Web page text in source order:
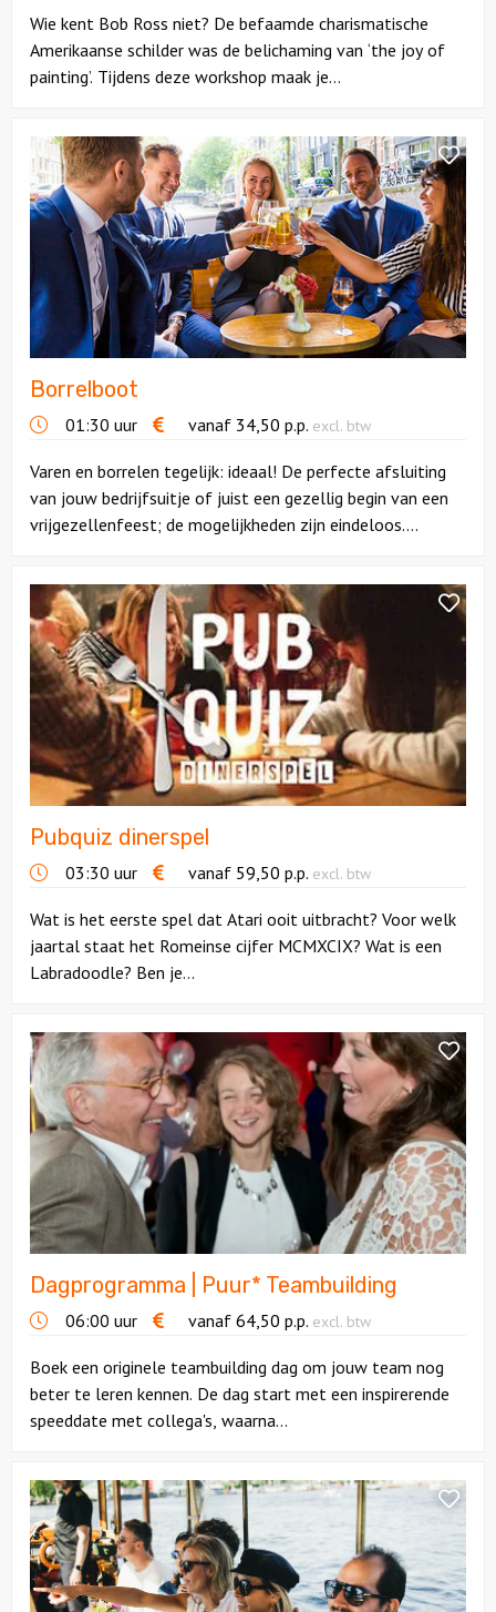
Wie kent Bob Ross niet? De befaamde charismatische
Amerikaanse schilder was de belichaming van ‘the joy of
painting’. Tijdens deze workshop maak je...
Bekijk
Borrelboot
Borrelboot
01:30 uur vanaf 34,50 p.p. excl. btw
Varen en borrelen tegelijk: ideaal! De perfecte afsluiting
van jouw bedrijfsuitje of juist een gezellig begin van een
vrijgezellenfeest; de mogelijkheden zijn eindeloos....
Bekijk
Pubquiz
dinerspel
Pubquiz dinerspel
03:30 uur vanaf 59,50 p.p. excl. btw
Wat is het eerste spel dat Atari ooit uitbracht? Voor welk
jaartal staat het Romeinse cijfer MCMXCIX? Wat is een
Labradoodle? Ben je...
Bekijk
Dagprogramma
Puur*
Teambuilding
Dagprogramma | Puur* Teambuilding
06:00 uur vanaf 64,50 p.p. excl. btw
Boek een originele teambuilding dag om jouw team nog
beter te leren kennen. De dag start met een inspirerende
speeddate met collega's, waarna...
Bekijk
Floating
Dinner